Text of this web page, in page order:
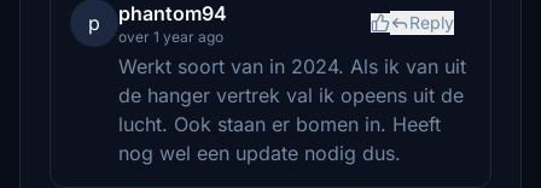
p phantom94
over 1 year ago
Reply
Werkt soort van in 2024. Als ik van uit
de hanger vertrek val ik opeens uit de
lucht. Ook staan er bomen in. Heeft
nog wel een update nodig dus.